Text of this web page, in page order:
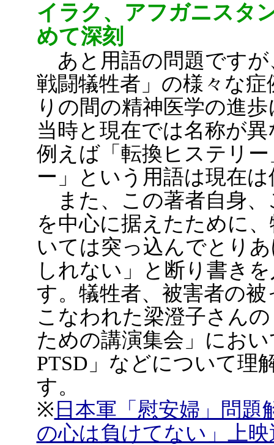
イラク、アフガニスタ
めて深刻
あと用語の問題ですが
戦闘犠牲者」の様々な
りの間の精神医学の進
当時と現在では名称が
例えば「転換ヒステリ
ー」という用語は現在
また、この著者自身、
を中心に据えたために
いては突っ込んでとり
しれない」と断り書き
す。犠牲者、被害者の
こなわれた梁澄子さん
ための講演集会」にお
PTSD」などについて理
す。
※ 日本軍「慰安婦」問
の心は負けてない」上